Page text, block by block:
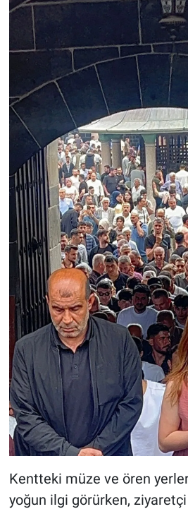
Kentteki müze ve ören
yoğun ilgi görürken, ziyaretçi